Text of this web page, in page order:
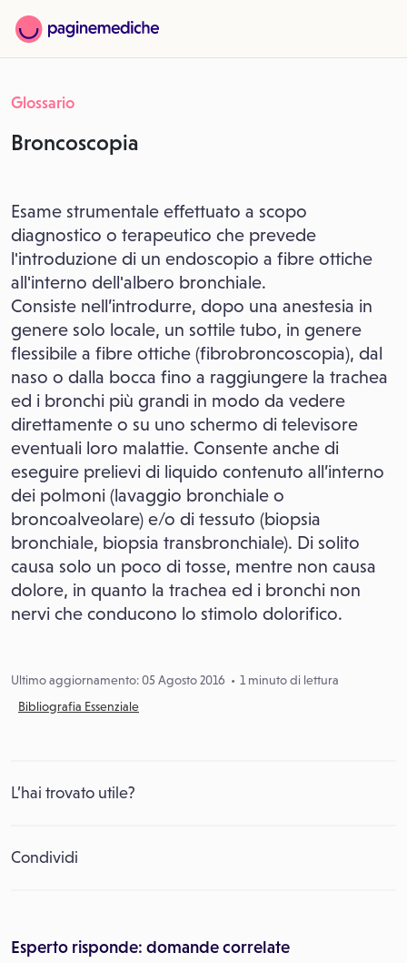
Glossario
Broncoscopia
Esame strumentale effettuato a scopo
diagnostico o terapeutico che prevede
l'introduzione di un endoscopio a fibre ottiche
all'interno dell'albero bronchiale.
Consiste nell’introdurre, dopo una anestesia in
genere solo locale, un sottile tubo, in genere
flessibile a fibre ottiche (fibrobroncoscopia), dal
naso o dalla bocca fino a raggiungere la trachea
ed i bronchi più grandi in modo da vedere
direttamente o su uno schermo di televisore
eventuali loro malattie. Consente anche di
eseguire prelievi di liquido contenuto all’interno
dei polmoni (lavaggio bronchiale o
broncoalveolare) e/o di tessuto (biopsia
bronchiale, biopsia transbronchiale). Di solito
causa solo un poco di tosse, mentre non causa
dolore, in quanto la trachea ed i bronchi non
nervi che conducono lo stimolo dolorifico.
Ultimo aggiornamento: 05 Agosto 2016
1 minuto di lettura
Bibliografia Essenziale
L’hai trovato utile?
Condividi
Esperto risponde: domande correlate